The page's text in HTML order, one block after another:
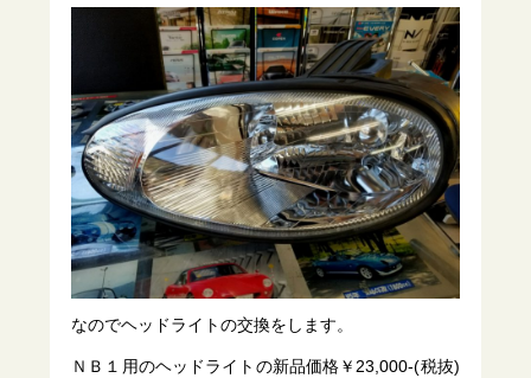
なのでヘッドライトの交換をします。
ＮＢ１用のヘッドライトの新品価格￥23,000-(税抜)